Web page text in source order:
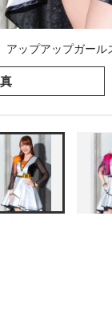
アップアップガール